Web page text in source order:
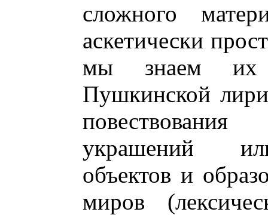
сложного
аскетически
мы знаем их
Пушкинской
украшений
объектов и
миров